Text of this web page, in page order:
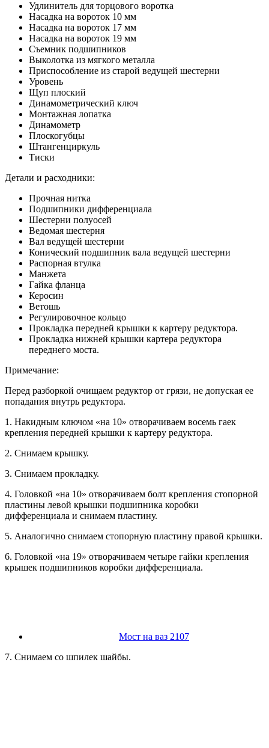
Удлинитель для торцового воротка
Насадка на вороток 10 мм
Насадка на вороток 17 мм
Насадка на вороток 19 мм
Съемник подшипников
Выколотка из мягкого металла
Приспособление из старой ведущей шестерни
Уровень
Щуп плоский
Динамометрический ключ
Монтажная лопатка
Динамометр
Плоскогубцы
Штангенциркуль
Тиски
Детали и расходники:
Прочная нитка
Подшипники дифференциала
Шестерни полуосей
Ведомая шестерня
Вал ведущей шестерни
Конический подшипник вала ведущей шестерни
Распорная втулка
Манжета
Гайка фланца
Керосин
Ветошь
Регулировочное кольцо
Прокладка передней крышки к картеру редуктора.
Прокладка нижней крышки картера редуктора
переднего моста.
Примечание:
Перед разборкой очищаем редуктор от грязи, не допуская ее
попадания внутрь редуктора.
1. Накидным ключом «на 10» отворачиваем восемь гаек
крепления передней крышки к картеру редуктора.
2. Снимаем крышку.
3. Снимаем прокладку.
4. Головкой «на 10» отворачиваем болт крепления стопорной
пластины левой крышки подшипника коробки
дифференциала и снимаем пластину.
5. Аналогично снимаем стопорную пластину правой крышки.
6. Головкой «на 19» отворачиваем четыре гайки крепления
крышек подшипников коробки дифференциала.
Мост на ваз 2107
7. Снимаем со шпилек шайбы.